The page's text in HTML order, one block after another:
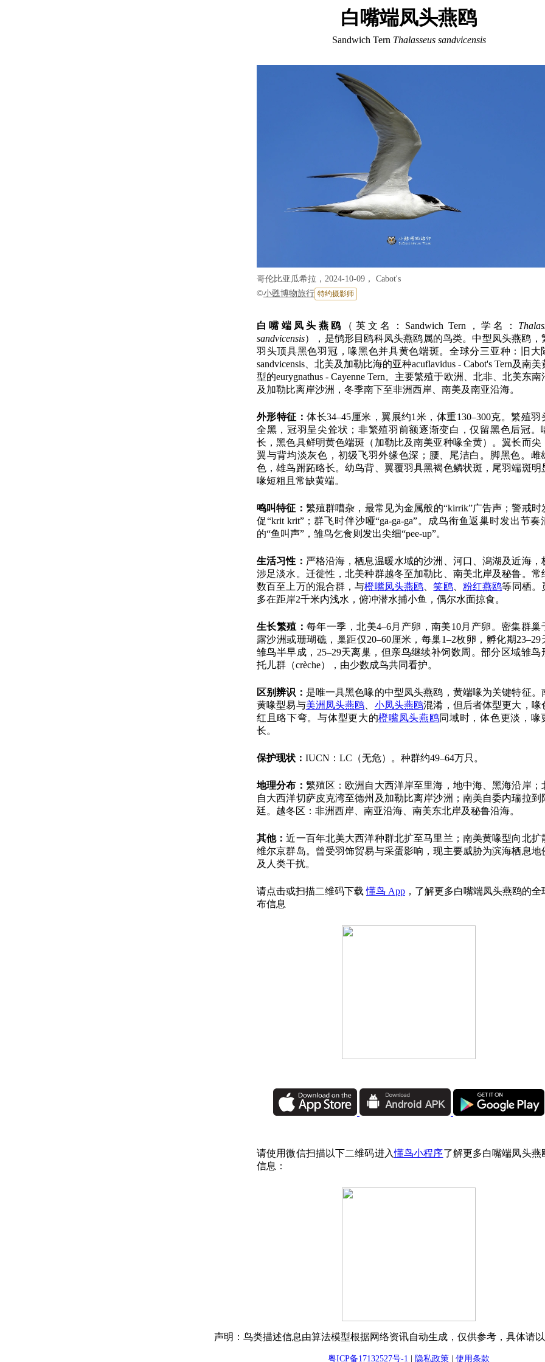
白嘴端凤头燕鸥
Sandwich Tern Thalasseus sandvicensis
哥伦比亚瓜希拉，2024-10-09， Cabot's
©小甦博物旅行 特约摄影师
白嘴端凤头燕鸥 （英文名：Sandwich Tern，学名：
sandvicensis），是鸻形目鸥科凤头燕鸥属的鸟类。中型凤头燕鸥，
羽头顶具黑色羽冠，喙黑色并具黄色端斑。全球分三亚种：旧大
sandvicensis、北美及加勒比海的亚种acuflavidus - Cabot's Tern及南美
型的eurygnathus - Cayenne Tern。主要繁殖于欧洲、北非、北美东南
及加勒比离岸沙洲，冬季南下至非洲西岸、南美及南亚沿海。
外形特征：体长34–45厘米，翼展约1米，体重130–300克。繁殖羽
全黑，冠羽呈尖耸状；非繁殖羽前额逐渐变白，仅留黑色后冠。
长，黑色具鲜明黄色端斑（加勒比及南美亚种喙全黄）。翼长而尖
翼与背均淡灰色，初级飞羽外缘色深；腰、尾洁白。脚黑色。雌
色，雄鸟跗跖略长。幼鸟背、翼覆羽具黑褐色鳞状斑，尾羽端斑明
喙短粗且常缺黄端。
鸣叫特征： 繁殖群嘈杂，最常见为金属般的“kirrik”广告声；警戒时
促“krit krit”；群飞时伴沙哑“ga-ga-ga”。成鸟衔鱼返巢时发出节奏
的“鱼叫声”，雏鸟乞食则发出尖细“pee-up”。
生活习性： 严格沿海，栖息温暖水域的沙洲、河口、潟湖及近海，
涉足淡水。迁徙性，北美种群越冬至加勒比、南美北岸及秘鲁。常
数百至上万的混合群，与橙嘴凤头燕鸥 、笑鸥、 粉红燕鸥等同栖。
多在距岸2千米内浅水，俯冲潜水捕小鱼，偶尔水面掠食。
生长繁殖：每年一季，北美4–6月产卵，南美10月产卵。密集群巢
露沙洲或珊瑚礁，巢距仅20–60厘米，每巢1–2枚卵，孵化期23–29
雏鸟半早成，25–29天离巢，但亲鸟继续补饲数周。部分区域雏鸟
托儿群（crèche），由少数成鸟共同看护。
区别辨识： 是唯一具黑色喙的中型凤头燕鸥，黄端喙为关键特征。
黄喙型易与美洲凤头燕鸥 小凤头燕鸥混淆，但后者体型更大，喙
红且略下弯。与体型更大的橙嘴凤头燕鸥同域时，体色更淡，喙
长。
保护现状： IUCN：LC（无危）。种群约49–64万只。
地理分布： 繁殖区：欧洲自大西洋岸至里海，地中海、黑海沿岸；
自大西洋切萨皮克湾至德州及加勒比离岸沙洲；南美自委内瑞拉到
廷。越冬区：非洲西岸、南亚沿海、南美东北岸及秘鲁沿海。
其他：近一百年北美大西洋种群北扩至马里兰；南美黄喙型向北扩
维尔京群岛。曾受羽饰贸易与采蛋影响，现主要威胁为滨海栖息地
及人类干扰。
请点击或扫描二维码下载懂鸟 App ，了解更多白嘴端凤头燕鸥的全
布信息
请使用微信扫描以下二维码进入懂鸟小程序了解更多白嘴端凤头燕
信息：
声明：鸟类描述信息由算法模型根据网络资讯自动生成，仅供参考，具体请
粤ICP备17132527号-1 隐私政策 使用条款